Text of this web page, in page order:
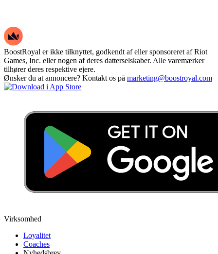
BoostRoyal er ikke tilknyttet, godkendt af eller sponsoreret af Riot
Games, Inc. eller nogen af deres datterselskaber. Alle varemærker
tilhører deres respektive ejere.
Ønsker du at annoncere? Kontakt os på marketing@boostroyal.com
Virksomhed
Loyalitet
Coaches